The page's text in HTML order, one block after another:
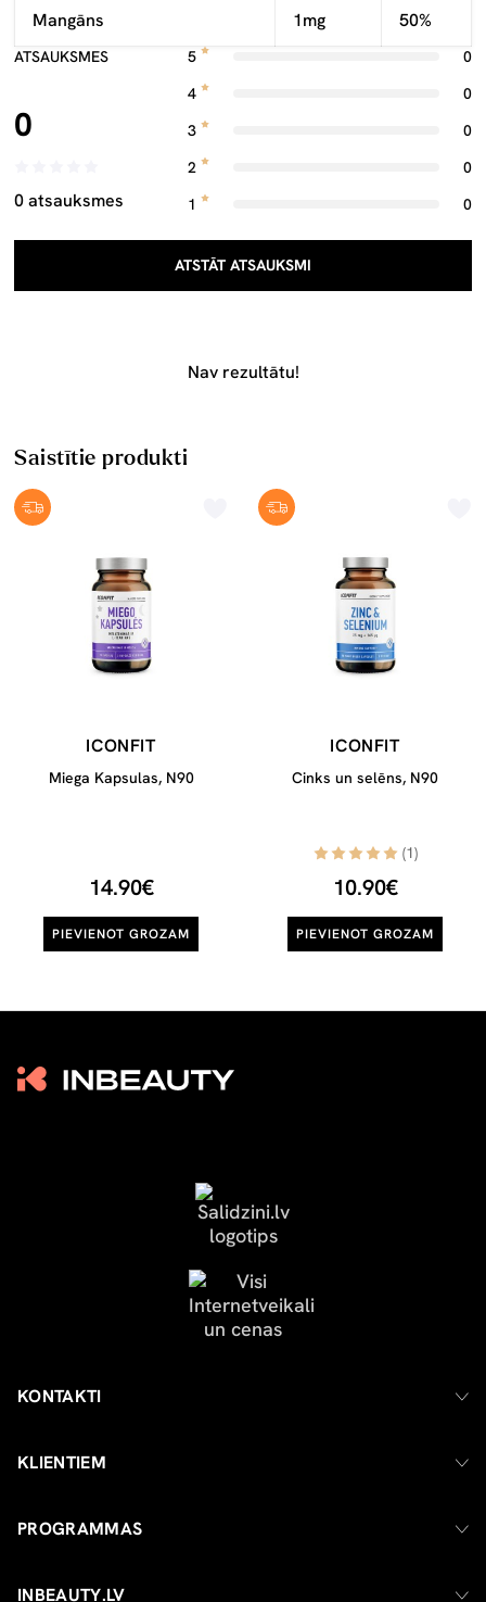
Mangāns 1mg 50%
ATSAUKSMES
0
0 atsauksmes
5
0
4
0
3
0
2
0
1
0
ATSTĀT ATSAUKSMI
Nav rezultātu!
Saistītie produkti
ICONFIT
Miega Kapsulas, N90
14.90€
PIEVIENOT GROZAM
ICONFIT
Cinks un selēns, N90
(1)
10.90€
PIEVIENOT GROZAM
KONTAKTI
KLIENTIEM
PROGRAMMAS
INBEAUTY.LV